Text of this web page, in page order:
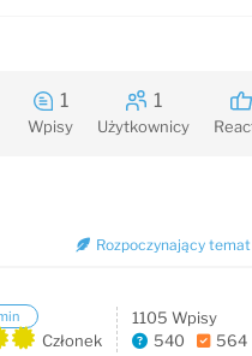
1
Wpisy
1
Użytkownicy
Rozpoczynający temat
Członek
1105 Wpisy
540
564